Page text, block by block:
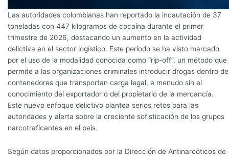
Las autoridades colombianas han reportado la incautación de 37
toneladas con 447 kilogramos de cocaína durante el primer
trimestre de 2026, destacando un aumento en la actividad
delictiva en el sector logístico. Este periodo se ha visto marcado
por el uso de la modalidad conocida como “rip-off”, un método que
permite a las organizaciones criminales introducir drogas dentro de
contenedores que transportan carga legal, a menudo sin el
conocimiento del exportador o del propietario de la mercancía.
Este nuevo enfoque delictivo plantea serios retos para las
autoridades y alerta sobre la creciente sofisticación de los grupos
narcotraficantes en el país.
Según datos proporcionados por la Dirección de Antinarcóticos de